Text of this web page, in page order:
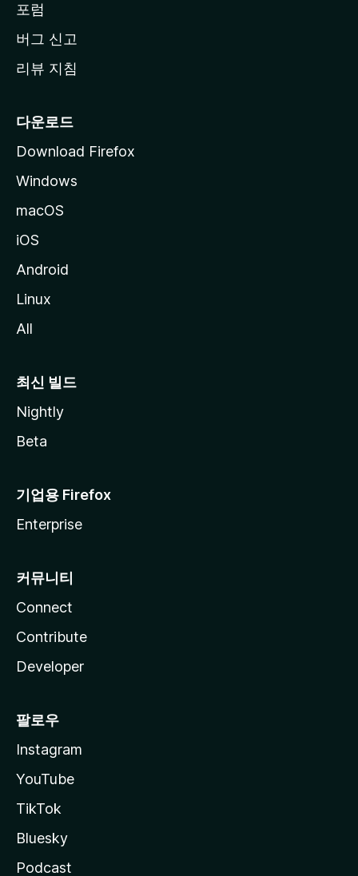
동
포럼
버그 신고
리뷰 지침
다운로드
Download Firefox
Windows
macOS
iOS
Android
Linux
All
최신 빌드
Nightly
Beta
기업용 Firefox
Enterprise
커뮤니티
Connect
Contribute
Developer
팔로우
Instagram
YouTube
TikTok
Bluesky
Podcast